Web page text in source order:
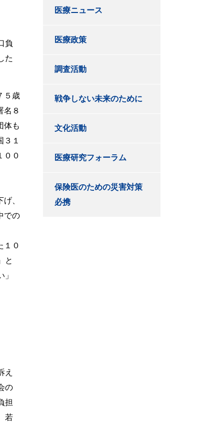
負
た
５歳
名８
体も
１
００
、
での
１０
と
え
の
担
若
医療ニュース
医療政策
調査活動
戦争しない未来のために
文化活動
医療研究フォーラム
保険医のための災害対策
必携